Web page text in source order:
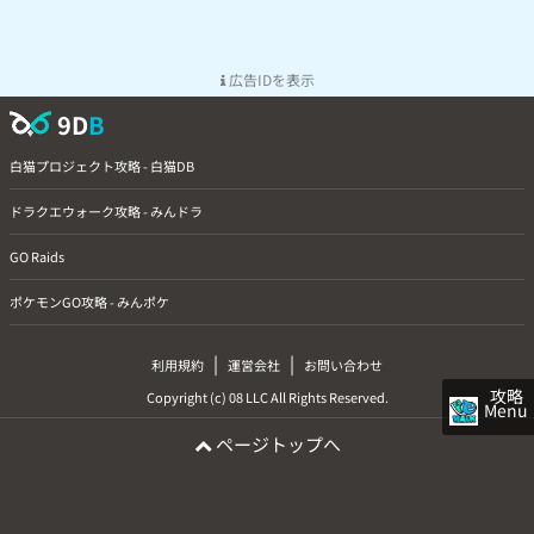
攻略
Menu
広告IDを表示
9DB
白猫プロジェクト攻略 - 白猫DB
ドラクエウォーク攻略 - みんドラ
GO Raids
ポケモンGO攻略 - みんポケ
利用規約 | 運営会社 |
お問い合わせ
Copyright (c) 08 LLC All Rights Reserved.
ページトップへ